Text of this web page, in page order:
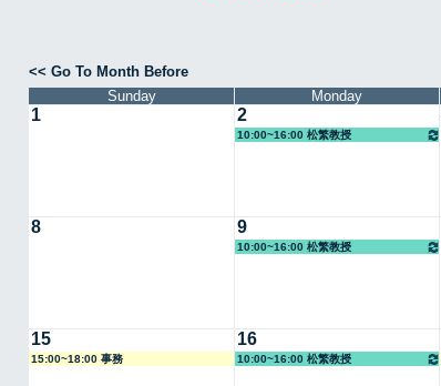
<< Go To Month Before
Sunday
Monday
1 2
10:00~16:00 松繁教授
8 9
10:00~16:00 松繁教授
15
15:00~18:00 事務
16
10:00~16:00 松繁教授